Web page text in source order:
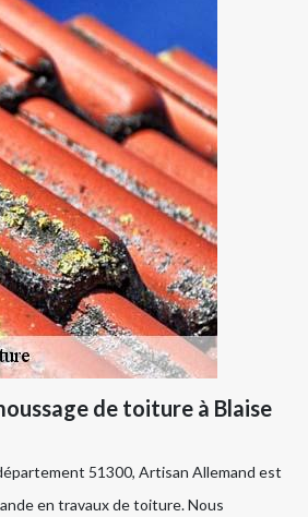
de toiture à Blaise
51300, Artisan Allemand est
en travaux de toiture. Nous